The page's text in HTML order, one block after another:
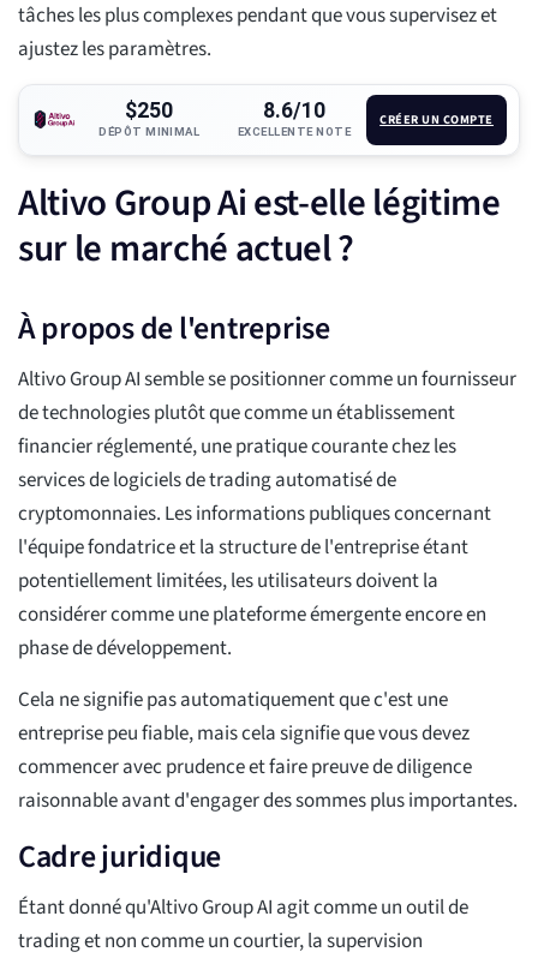
tâches les plus complexes pendant que vous supervisez et
ajustez les paramètres.
$250
DÉPÔT MINIMAL
8.6/10
EXCELLENTE NOTE
CRÉER UN COMPTE
Altivo Group Ai est-elle légitime
sur le marché actuel ?
À propos de l'entreprise
Altivo Group AI semble se positionner comme un fournisseur
de technologies plutôt que comme un établissement
financier réglementé, une pratique courante chez les
services de logiciels de trading automatisé de
cryptomonnaies. Les informations publiques concernant
l'équipe fondatrice et la structure de l'entreprise étant
potentiellement limitées, les utilisateurs doivent la
considérer comme une plateforme émergente encore en
phase de développement.
Cela ne signifie pas automatiquement que c'est une
entreprise peu fiable, mais cela signifie que vous devez
commencer avec prudence et faire preuve de diligence
raisonnable avant d'engager des sommes plus importantes.
Cadre juridique
Étant donné qu'Altivo Group AI agit comme un outil de
trading et non comme un courtier, la supervision